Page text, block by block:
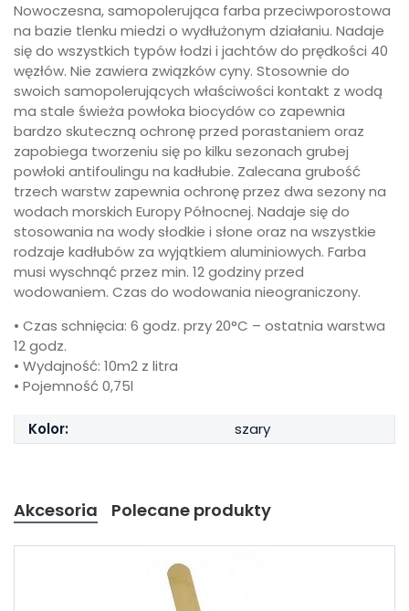
Nowoczesna, samopolerująca farba przeciwporostowa
na bazie tlenku miedzi o wydłużonym działaniu. Nadaje
się do wszystkich typów łodzi i jachtów do prędkości 40
węzłów. Nie zawiera związków cyny. Stosownie do
swoich samopolerujących właściwości kontakt z wodą
ma stale świeża powłoka biocydów co zapewnia
bardzo skuteczną ochronę przed porastaniem oraz
zapobiega tworzeniu się po kilku sezonach grubej
powłoki antifoulingu na kadłubie. Zalecana grubość
trzech warstw zapewnia ochronę przez dwa sezony na
wodach morskich Europy Północnej. Nadaje się do
stosowania na wody słodkie i słone oraz na wszystkie
rodzaje kadłubów za wyjątkiem aluminiowych. Farba
musi wyschnąć przez min. 12 godziny przed
wodowaniem. Czas do wodowania nieograniczony.
• Czas schnięcia: 6 godz. przy 20°C – ostatnia warstwa
12 godz.
• Wydajność: 10m2 z litra
• Pojemność 0,75l
Kolor: szary
Akcesoria Polecane produkty